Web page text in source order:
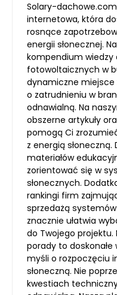
Solary-
internetowa, która
rosnące
energii słonecznej.
kompendium wiedzy
fotowoltaicznych w
dynamiczne miejsce
o zatrudnieniu w
odnawialną. Na
obszerne artykuły
pomogą Ci
z energią słoneczną.
materiałów
zorientować się w
słonecznych.
rankingi firm
sprzedażą
znacznie ułatwia
do Twojego projektu.
porady to
myśli o rozpoczęciu
słoneczną. Nie
kwestiach